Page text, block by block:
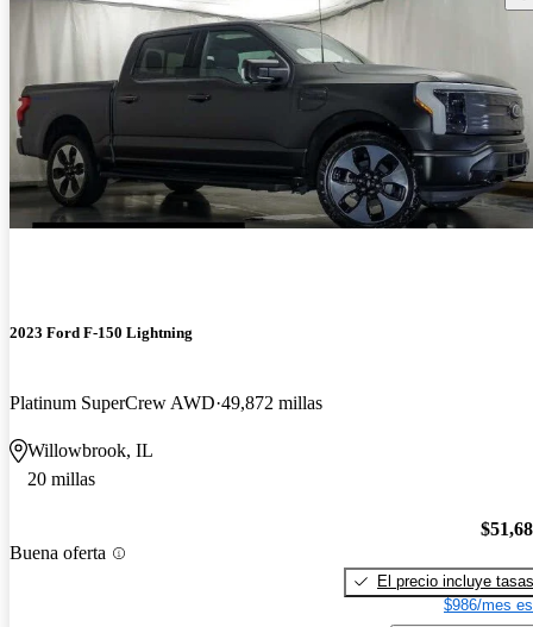
2023 Ford F-150 Lightning
Platinum SuperCrew AWD 49,872 millas
Willowbrook, IL
20 millas
Buena oferta
El precio incluye tasas
$986/mes